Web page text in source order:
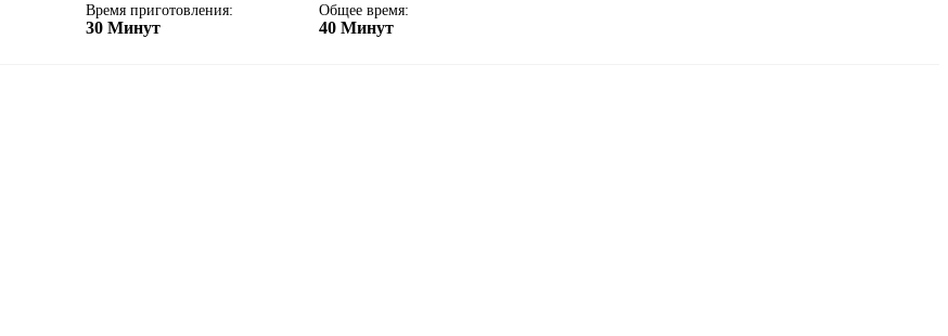
Время приготовления:
30 Минут
Общее время:
40 Минут